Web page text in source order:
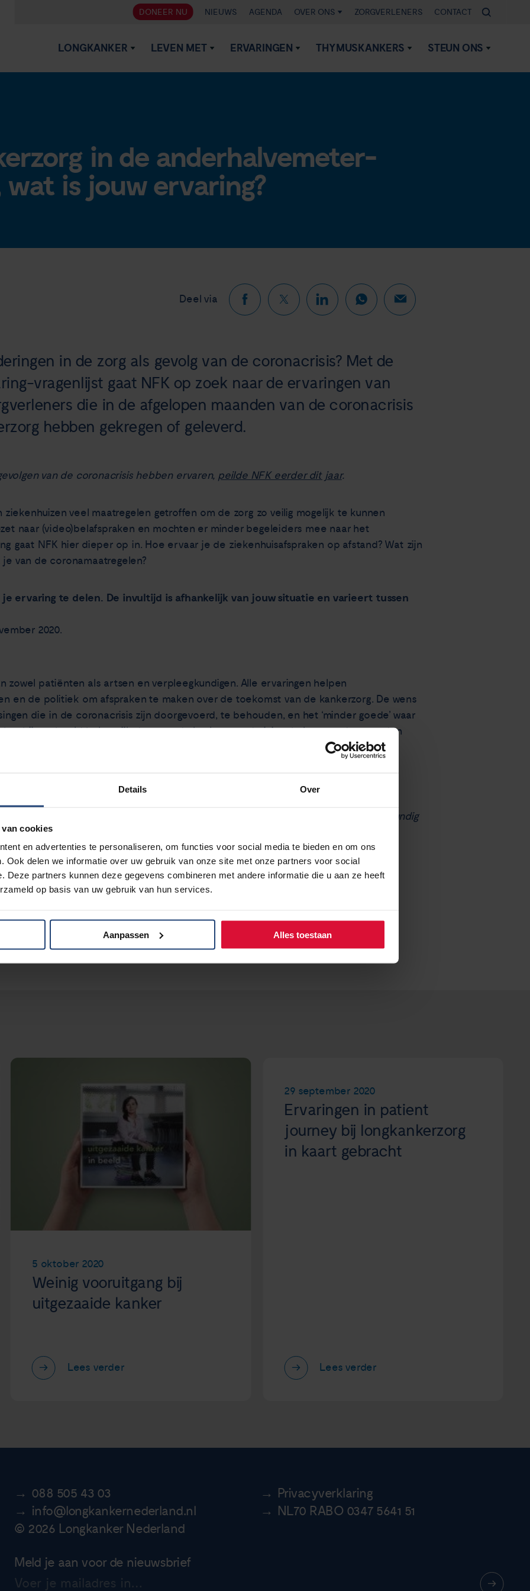
Details Over
cookies
en advertenties te personaliseren, om functies voor social media te bieden en om ons
Ook delen we informatie over uw gebruik van onze site met onze partners voor social
Deze partners kunnen deze gegevens combineren met andere informatie die u aan ze heeft
op basis van uw gebruik van hun services.
Aanpassen Alles toestaan
DONEER NU NIEUWS AGENDA OVER ONS ZORGVERLENERS CONTACT
LONGKANKER LEVEN MET ERVARINGEN THYMUSKANKERS STEUN ONS
in de anderhalvemeter-
wat is jouw ervaring?
Deel via
in de zorg als gevolg van de coronacrisis? Met de
vragenlijst gaat NFK op zoek naar de ervaringen van
die in de afgelopen maanden van de coronacrisis
hebben gekregen of geleverd.
van de coronacrisis hebben ervaren, peilde NFK eerder dit jaar.
veel maatregelen getroffen om de zorg zo veilig mogelijk te kunnen
naar (video)belafspraken en mochten er minder begeleiders mee naar het
gaat NFK hier dieper op in. Hoe ervaar je de ziekenhuisafspraken op afstand? Wat zijn
van de coronamaatregelen?
je ervaring te delen. De invultijd is afhankelijk van jouw situatie en varieert tussen
2020.
zowel patiënten als artsen en verpleegkundigen. Alle ervaringen helpen
en de politiek om afspraken te maken over de toekomst van de kankerzorg. De wens
die in de coronacrisis zijn doorgevoerd, te behouden, en het ‘minder goede’ waar
bijvoorbeeld belangrijk dat voor de kankerzorg de juiste balans wordt gevonden
ziekenhuis’.
NFK op 15 december opnfk.nl/corona
in de zorg SONCOS, V&VN Oncologie en het Netwerk Verpleegkundig
de 19 aangesloten lidorganisaties
5 oktober 2020
Weinig vooruitgang bij
uitgezaaide kanker
Lees verder
29 september 2020
Ervaringen in patient
journey bij longkankerzorg
in kaart gebracht
Lees verder
088 505 43 03
Privacyverklaring
info@longkankernederland.nl
NL70 RABO 0347 5641 51
© 2026 Longkanker Nederland
Meld je aan voor de nieuwsbrief